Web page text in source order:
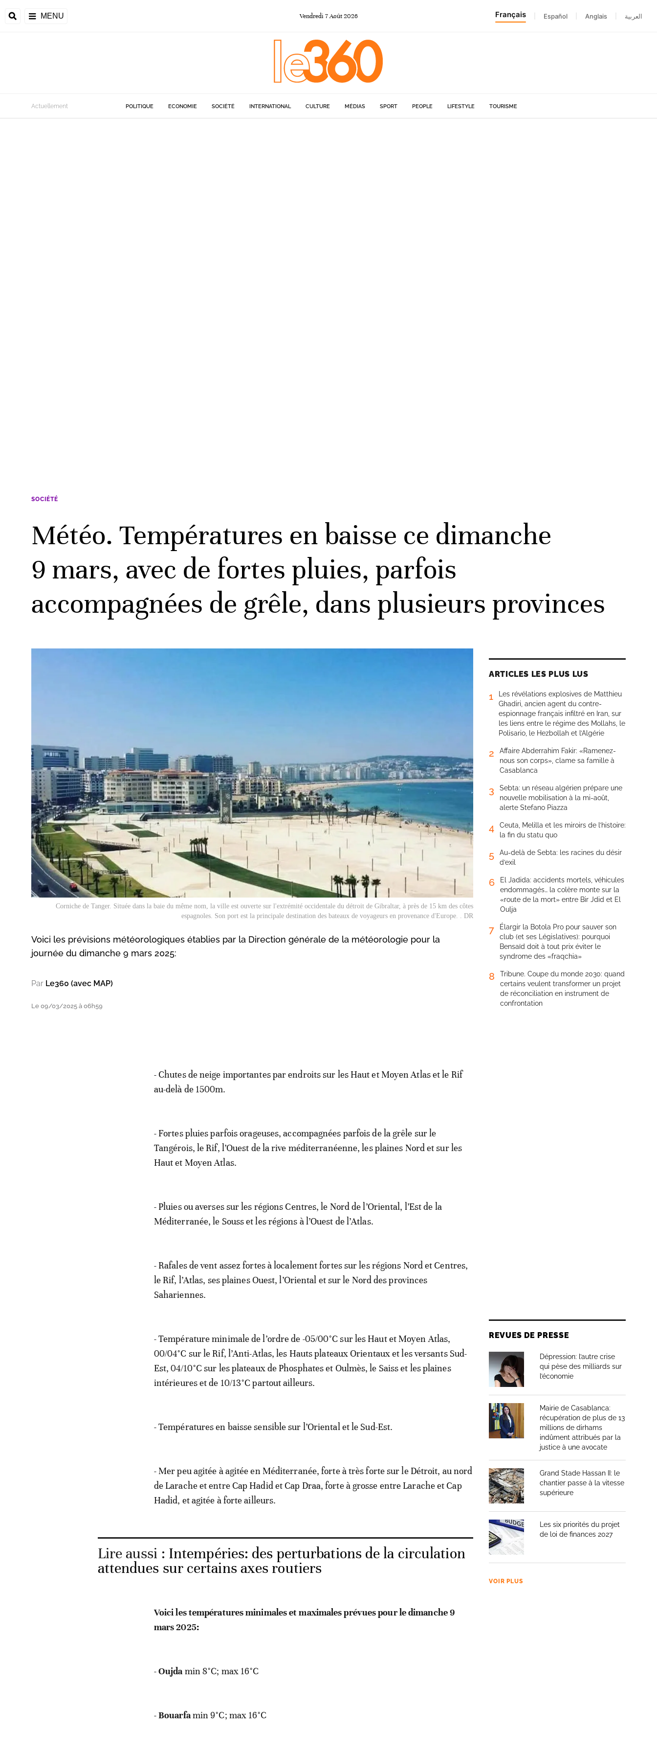
MENU Vendredi 7Août 2026 Français Español Anglais العربية
Actuellement POLITIQUE ECONOMIE SOCIÉTÉ INTERNATIONAL CULTURE MÉDIAS SPORT PEOPLE LIFESTYLE TOURISME
SOCIÉTÉ
Météo. Températures en baisse ce dimanche
9 mars, avec de fortes pluies, parfois
accompagnées de grêle, dans plusieurs provinces
Corniche de Tanger. Située dans la baie du même nom, la ville est ouverte sur l'extrémité occidentale du détroit de Gibraltar, à près de 15 km des côtes
espagnoles. Son port est la principale destination des bateaux de voyageurs en provenance d'Europe. . DR
Voici les prévisions météorologiques établies par la Direction générale de la météorologie pour la
journée du dimanche 9 mars 2025:
Par Le360 (avec MAP)
Le 09/03/2025 à 06h59
- Chutes de neige importantes par endroits sur les Haut et Moyen Atlas et le Rif
au-delà de 1500m.
- Fortes pluies parfois orageuses, accompagnées parfois de la grêle sur le
Tangérois, le Rif, l’Ouest de la rive méditerranéenne, les plaines Nord et sur les
Haut et Moyen Atlas.
- Pluies ou averses sur les régions Centres, le Nord de l’Oriental, l’Est de la
Méditerranée, le Souss et les régions à l’Ouest de l’Atlas.
- Rafales de vent assez fortes à localement fortes sur les régions Nord et Centres,
le Rif, l’Atlas, ses plaines Ouest, l’Oriental et sur le Nord des provinces
Sahariennes.
- Température minimale de l’ordre de -05/00°C sur les Haut et Moyen Atlas,
00/04°C sur le Rif, l’Anti-Atlas, les Hauts plateaux Orientaux et les versants Sud-
Est, 04/10°C sur les plateaux de Phosphates et Oulmès, le Saiss et les plaines
intérieures et de 10/13°C partout ailleurs.
- Températures en baisse sensible sur l’Oriental et le Sud-Est.
- Mer peu agitée à agitée en Méditerranée, forte à très forte sur le Détroit, au nord
de Larache et entre Cap Hadid et Cap Draa, forte à grosse entre Larache et Cap
Hadid, et agitée à forte ailleurs.
Lire aussi : Intempéries: des perturbations de la circulation
attendues sur certains axes routiers
Voici les températures minimales et maximales prévues pour le dimanche 9
mars 2025:
-Oujda min 8°C; max 16°C
-Bouarfamin 9°C; max 16°C
ARTICLES LES PLUS LUS
1
Les révélations explosives de Matthieu
Ghadiri, ancien agent du contre-
espionnage français infiltré en Iran, sur
les liens entre le régime des Mollahs, le
Polisario, le Hezbollah et l’Algérie
2
Affaire Abderrahim Fakir: «Ramenez-
nous son corps», clame sa famille à
Casablanca
3
Sebta: un réseau algérien prépare une
nouvelle mobilisation à la mi-août,
alerte Stefano Piazza
4
Ceuta, Melilla et les miroirs de l’histoire:
la fin du statu quo
5
Au-delà de Sebta: les racines du désir
d’exil
6
El Jadida: accidents mortels, véhicules
endommagés… la colère monte sur la
«route de la mort» entre Bir Jdid et El
Oulja
7
Élargir la Botola Pro pour sauver son
club (et ses Législatives): pourquoi
Bensaïd doit à tout prix éviter le
syndrome des «fraqchia»
8
Tribune. Coupe du monde 2030: quand
certains veulent transformer un projet
de réconciliation en instrument de
confrontation
REVUES DE PRESSE
Dépression: l’autre crise
qui pèse des milliards sur
l’économie
Mairie de Casablanca:
récupération de plus de 13
millions de dirhams
indûment attribués par la
justice à une avocate
Grand Stade Hassan II: le
chantier passe à la vitesse
supérieure
Les six priorités du projet
de loi de finances 2027
VOIR PLUS